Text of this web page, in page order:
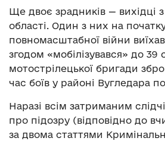
Ще двоє зрадників — вихідці з
області. Один з них на
повномасштабної війни
згодом «мобілізувався» до 39
мотострілецької бригади
час боїв у районі Вугледара
Наразі всім затриманим
про підозру (відповідно до
за двома статтями